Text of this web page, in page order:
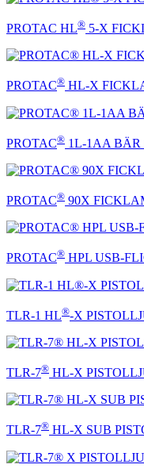
PROTAC HL® 5-X
PROTAC® HL-X
PROTAC® 1L-1AA BÄR
PROTAC® 90X
PROTAC® HPL USB-
TLR-1 HL®-X
TLR-7® HL-X
TLR-7® HL-X SUB